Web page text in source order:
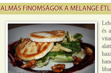
ALMÁS FINOMSÁGOK A MELANGE
és